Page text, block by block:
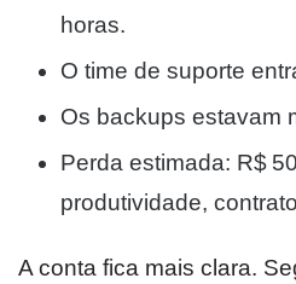
horas.
O time de suporte
Os backups estavam
Perda estimada: R$
produtividade,
A conta fica mais clara.